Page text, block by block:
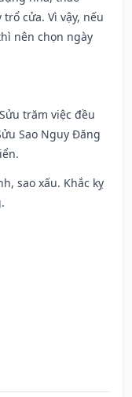
cửa. Vì vậy, nếu
nên chọn ngày
trăm việc đều
Sao Nguy Đăng
sao xấu. Khắc kỵ